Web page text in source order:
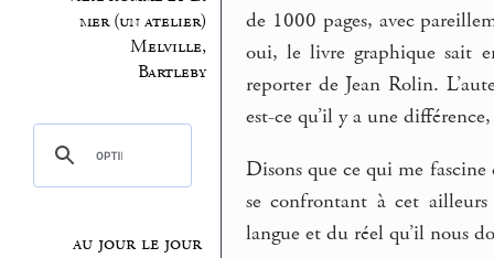
mer (un atelier)
Melville,
Bartleby
au jour le jour
de 1000 pages, avec
oui, le livre graphique sait
reporter de Jean Rolin.
est-ce qu’il y a une
Disons que ce qui me fascine
se confrontant à cet
langue et du réel qu’il nous